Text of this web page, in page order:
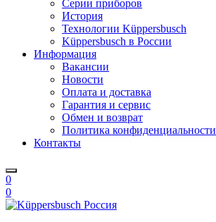
Серии приборов
История
Технологии Küppersbusch
Küppersbusch в России
Информация
Вакансии
Новости
Оплата и доставка
Гарантия и сервис
Обмен и возврат
Политика конфиденциальности
Контакты
0
0